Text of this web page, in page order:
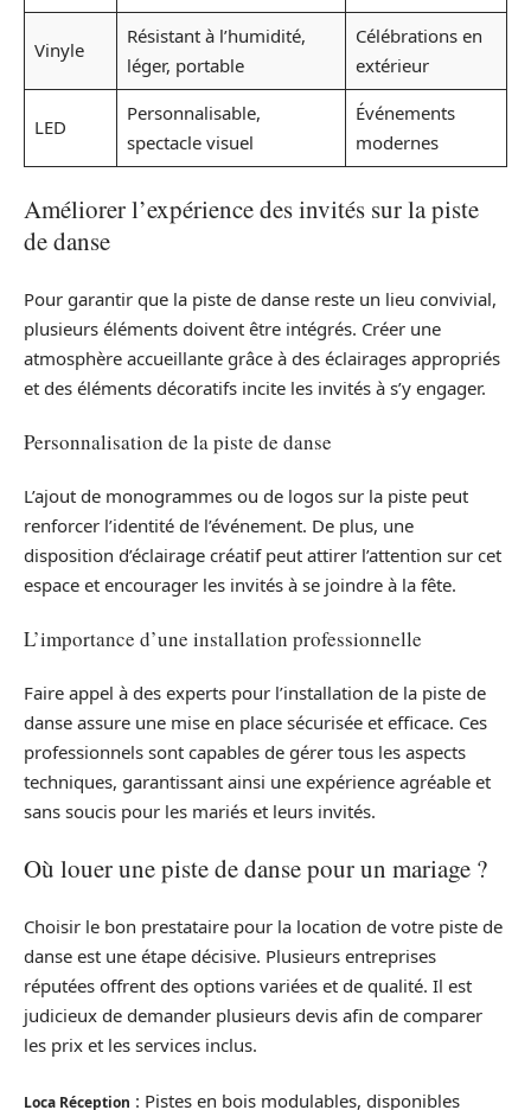
Vinyle
Résistant à l’humidité,
léger, portable
Célébrations en
extérieur
LED
Personnalisable,
spectacle visuel
Événements
modernes
Améliorer l’expérience des invités sur la piste
de danse
Pour garantir que la piste de danse reste un lieu convivial,
plusieurs éléments doivent être intégrés. Créer une
atmosphère accueillante grâce à des éclairages appropriés
et des éléments décoratifs incite les invités à s’y engager.
Personnalisation de la piste de danse
L’ajout de monogrammes ou de logos sur la piste peut
renforcer l’identité de l’événement. De plus, une
disposition d’éclairage créatif peut attirer l’attention sur cet
espace et encourager les invités à se joindre à la fête.
L’importance d’une installation professionnelle
Faire appel à des experts pour l’installation de la piste de
danse assure une mise en place sécurisée et efficace. Ces
professionnels sont capables de gérer tous les aspects
techniques, garantissant ainsi une expérience agréable et
sans soucis pour les mariés et leurs invités.
Où louer une piste de danse pour un mariage ?
Choisir le bon prestataire pour la location de votre piste de
danse est une étape décisive. Plusieurs entreprises
réputées offrent des options variées et de qualité. Il est
judicieux de demander plusieurs devis afin de comparer
les prix et les services inclus.
Loca Réception : Pistes en bois modulables, disponibles